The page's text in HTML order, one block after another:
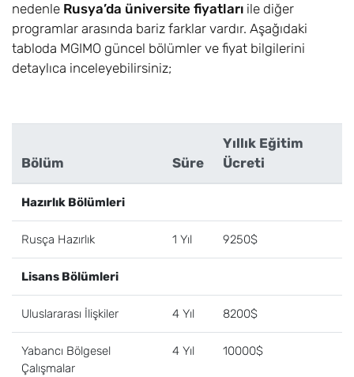
nedenle Rusya’da üniversite fiyatları ile diğer
programlar arasında bariz farklar vardır. Aşağıdaki
tabloda MGIMO güncel bölümler ve fiyat bilgilerini
detaylıca inceleyebilirsiniz;
Bölüm Süre
Yıllık Eğitim
Ücreti
Hazırlık Bölümleri
Rusça Hazırlık 1 Yıl 9250$
Lisans Bölümleri
Uluslararası İlişkiler 4 Yıl 8200$
Yabancı Bölgesel
Çalışmalar
4 Yıl 10000$